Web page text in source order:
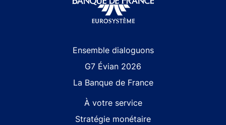
Ensemble dialoguons
G7 Évian 2026
La Banque de France
À votre service
Stratégie monétaire